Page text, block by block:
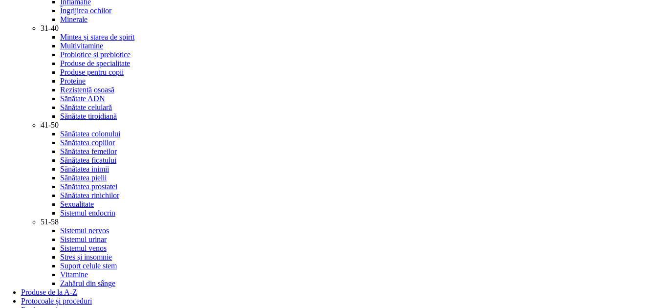
Inflamație
Îngrijirea ochilor
Minerale
31-40
Mintea și starea de spirit
Multivitamine
Probiotice și prebiotice
Produse de specialitate
Produse pentru copii
Proteine
Rezistență osoasă
Sănătate ADN
Sănătate celulară
Sănătate tiroidiană
41-50
Sănătatea colonului
Sănătatea copiilor
Sănătatea femeilor
Sănătatea ficatului
Sănătatea inimii
Sănătatea pielii
Sănătatea prostatei
Sănătatea rinichilor
Sexualitate
Sistemul endocrin
51-58
Sistemul nervos
Sistemul urinar
Sistemul venos
Stres și insomnie
Suport celule stem
Vitamine
Zahărul din sânge
Produse de la A-Z
Protocoale și proceduri